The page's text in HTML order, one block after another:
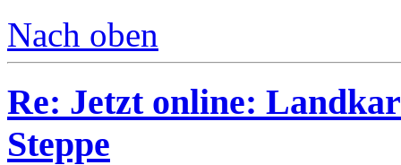
Nach oben
Re: Jetzt online:
Steppe